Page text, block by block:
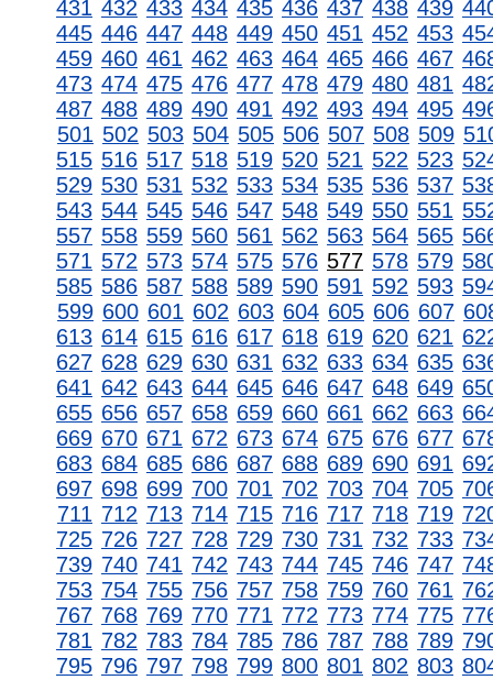
431 432 433 434 435 436 437 438 439
445 446 447 448 449 450 451 452 453
459 460 461 462 463 464 465 466 467
473 474 475 476 477 478 479 480 481
487 488 489 490 491 492 493 494 495
501 502 503 504 505 506 507 508 509
515 516 517 518 519 520 521 522 523
529 530 531 532 533 534 535 536 537
543 544 545 546 547 548 549 550 551
557 558 559 560 561 562 563 564 565
571 572 573 574 575 576 577 578 579
585 586 587 588 589 590 591 592 593
599 600 601 602 603 604 605 606 607
613 614 615 616 617 618 619 620 621
627 628 629 630 631 632 633 634 635
641 642 643 644 645 646 647 648 649
655 656 657 658 659 660 661 662 663
669 670 671 672 673 674 675 676 677
683 684 685 686 687 688 689 690 691
697 698 699 700 701 702 703 704 705
711 712 713 714 715 716 717 718 719
725 726 727 728 729 730 731 732 733
739 740 741 742 743 744 745 746 747
753 754 755 756 757 758 759 760 761
767 768 769 770 771 772 773 774 775
781 782 783 784 785 786 787 788 789
795 796 797 798 799 800 801 802 803